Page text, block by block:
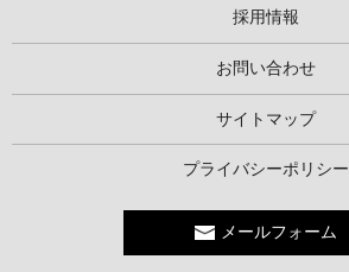
採用情報
お問い合わせ
サイトマップ
プライバシーポリシー
メールフォーム